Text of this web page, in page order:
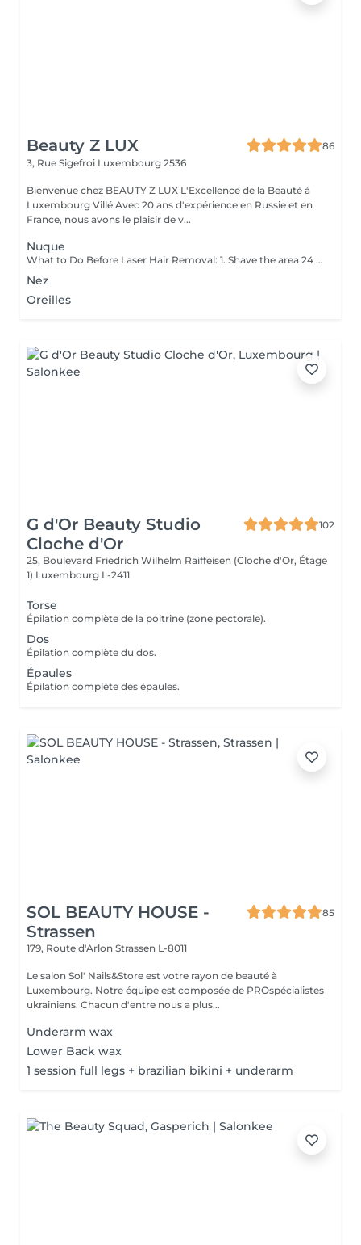
Beauty Z LUX
86
3, Rue Sigefroi Luxembourg 2536
Bienvenue chez BEAUTY Z LUX L'Excellence de la Beauté à
Luxembourg Villé Avec 20 ans d'expérience en Russie et en
France, nous avons le plaisir de v...
Nuque
What to Do Before Laser Hair Removal: 1. Shave the area 24 hours before your appointment don't wax or pluck. 2. Avoid sun exposure and tanning 3. Clean the skin make sure the area is free of lotion, deodorant, makeup, or oils. 4. Avoid active skincare products (like retinoids, acids, or scrubs) on the area for a few days before treatment. 5. Do not take photosensitizing medications (like certain antibiotics) check with your technician if you're unsure. 6. Wear loose, comfortable clothing on the day of your appointment. 7. Inform your technician if you are pregnant, breastfeeding, or have any medical conditions. Contraindications After Permanent Laser Hair Removal: 1. Avoid sun exposure for at least 12 weeks before and after treatment. 2. Do not use tanning beds or self-tanners in the treated area. 3. Avoid hot baths, saunas, and steam rooms for 2448 hours after treatment. 4. Do not wax, pluck, or use depilatory creams between sessions shaving is allowed. 5. Avoid using active skincare products (like retinoids, acids, or exfoliants) on the treated area for several days. 6. Do not apply makeup or perfumed products immediately after treatment (especially on the face). 7. Pregnancy and certain medications (like photosensitizing drugs) may be contraindications always consult a professional first.
Nez
Oreilles
G d'Or Beauty Studio
Cloche d'Or
102
25, Boulevard Friedrich Wilhelm Raiffeisen (Cloche d'Or, Étage
1) Luxembourg L-2411
Torse
Épilation complète de la poitrine (zone pectorale).
Dos
Épilation complète du dos.
Épaules
Épilation complète des épaules.
SOL BEAUTY HOUSE -
Strassen
85
179, Route d'Arlon Strassen L-8011
Le salon Sol' Nails&Store est votre rayon de beauté à
Luxembourg. Notre équipe est composée de PROspécialistes
ukrainiens. Chacun d'entre nous a plus...
Underarm wax
Lower Back wax
1 session full legs + brazilian bikini + underarm